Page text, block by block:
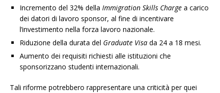
Incremento del 32% della Immigration Skills Charge a carico
dei datori di lavoro sponsor, al fine di incentivare
l’investimento nella forza lavoro nazionale.
Riduzione della durata del Graduate Visa da 24 a 18 mesi.
Aumento dei requisiti richiesti alle istituzioni che
sponsorizzano studenti internazionali.
Tali riforme potrebbero rappresentare una criticità per quei